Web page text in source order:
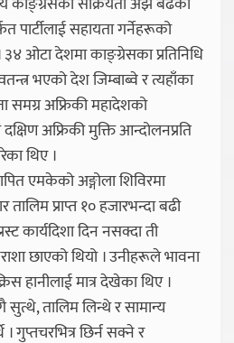
पार्टीलाई सहायता गर्नेहरूको
ओटा देशमा काङ्ग्रेसका प्रतिनिधि
भएको देश जिम्बाब्वे र त्यहाँका
समग्र अफ्रिकी महादेशको
अफ्रिकी मुक्ति आन्दोलनप्रति
थिए ।
एमकेको अङ्गोला शिविरमा
प्राप्त १० हजारभन्दा बढी
कार्यदिशा दिन नसक्दा ती
छाएको थियो । उनीहरूले भावना
हानीलाई मात्र देखेका थिए ।
तालिम लिन्थे र सामान्य
। गुप्तचरभित्र छिर्न सक्ने र